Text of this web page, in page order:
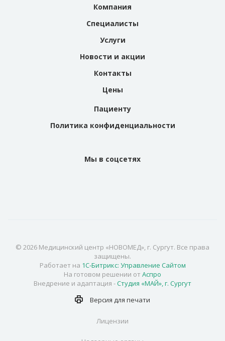
Компания
Специалисты
Услуги
Новости и акции
Контакты
Цены
Пациенту
Политика конфиденциальности
Мы в соцсетях
© 2026 Медицинский центр «НОВОМЕД», г. Сургут. Все права
защищены.
Работает на 1С-Битрикс: Управление Сайтом
На готовом решении от Аспро
Внедрение и адаптация -Студия «МАЙ», г. Сургут
Версия для печати
Лицензии